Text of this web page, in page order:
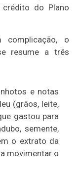
do Plano
complicação, o
resume a três
e notas
(grãos, leite,
gastou para
semente,
o extrato da
movimentar o